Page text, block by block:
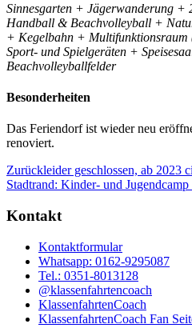
Sinnesgarten + Jägerwanderung +
Handball & Beachvolleyball +
+ Kegelbahn + Multifunktionsraum
Sport- und Spielgeräten +
Beachvolleyballfelder
Besonderheiten
Das Feriendorf ist wieder neu
renoviert.
Zurückleider geschlossen, ab 2023
Stadtrand: Kinder- und
Kontakt
Kontaktformular
Whatsapp: 0162-9295087
Tel.: 0351-8013128
@klassenfahrtencoach
KlassenfahrtenCoach
KlassenfahrtenCoach Fan